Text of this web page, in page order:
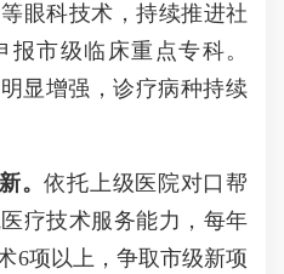
眼科技术，持续推进社
市级临床重点专科。
显增强，诊疗病种持续
。依托上级医院对口帮
疗技术服务能力，每年
6项以上，争取市级新项